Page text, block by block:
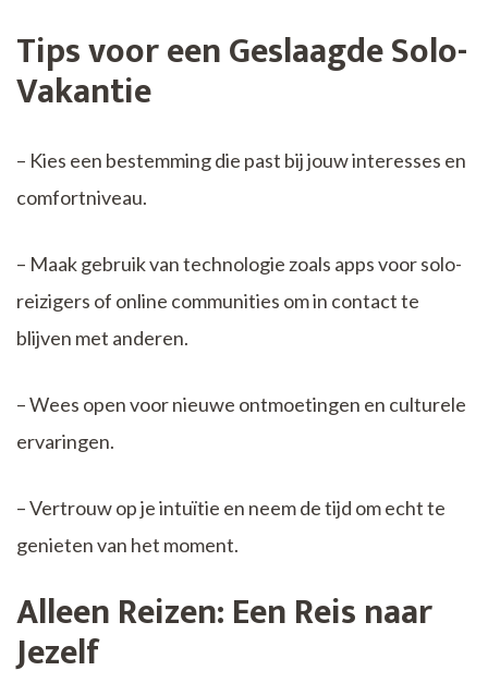
Tips voor een Geslaagde Solo-
Vakantie
– Kies een bestemming die past bij jouw interesses en
comfortniveau.
– Maak gebruik van technologie zoals apps voor solo-
reizigers of online communities om in contact te
blijven met anderen.
– Wees open voor nieuwe ontmoetingen en culturele
ervaringen.
– Vertrouw op je intuïtie en neem de tijd om echt te
genieten van het moment.
Alleen Reizen: Een Reis naar
Jezelf